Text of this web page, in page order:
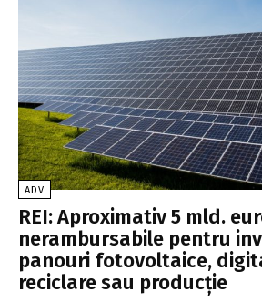
ADV
REI: Aproximativ 5 mld.
nerambursabile pentru
panouri fotovoltaice,
reciclare sau producție